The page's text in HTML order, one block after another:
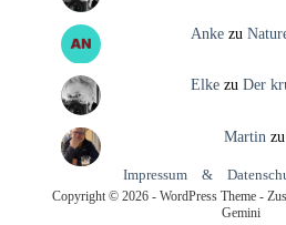
Ankezu
Elkezu Der
Martin zu
Impressum &
Copyright © 2026 - WordPress Theme -
Gemini